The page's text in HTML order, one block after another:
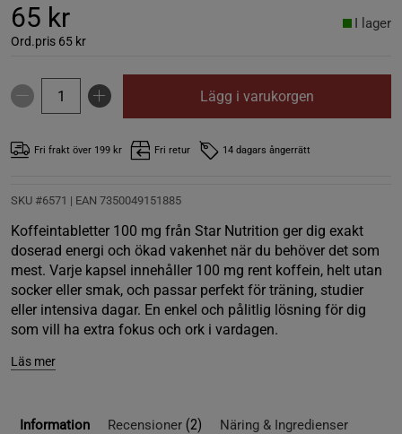
65 kr
Ord.pris 65 kr
I lager
Lägg i varukorgen
Fri frakt över 199 kr Fri retur 14 dagars ångerrätt
SKU #6571 | EAN 7350049151885
Koffeintabletter 100 mg från Star Nutrition ger dig exakt
doserad energi och ökad vakenhet när du behöver det som
mest. Varje kapsel innehåller 100 mg rent koffein, helt utan
socker eller smak, och passar perfekt för träning, studier
eller intensiva dagar. En enkel och pålitlig lösning för dig
som vill ha extra fokus och ork i vardagen.
Läs mer
Information Recensioner (2) Näring & Ingredienser